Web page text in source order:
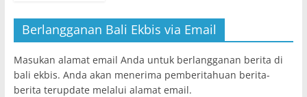
Berlangganan Bali Ekbis via Email
Masukan alamat email Anda untuk berlangganan berita di
bali ekbis. Anda akan menerima pemberitahuan berita-
berita terupdate melalui alamat email.